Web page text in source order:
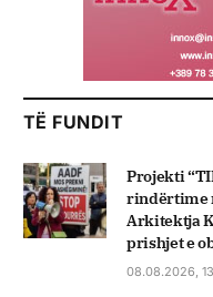
TË FUNDIT
Projekti
rindërtime
Arkitektja
prishjet e
08.08.2026,